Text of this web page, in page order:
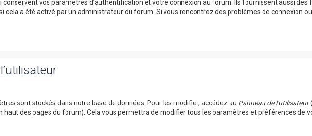
conservent vos paramètres d’authentification et votre connexion au forum. Ils fournissent aussi des
cela a été activé par un administrateur du forum. Si vous rencontrez des problèmes de connexion
sont stockés dans notre base de données. Pour les modifier, accédez au Panneau de l’utilisateur
haut des pages du forum). Cela vous permettra de modifier tous les paramètres et préférences de